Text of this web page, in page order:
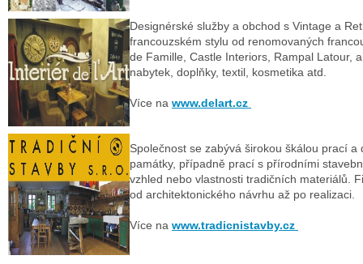
Designérské služby a obchod s Vintage a
francouzském stylu od renomovaných
de Famille, Castle Interiors, Rampal Latour,
nabytek, doplňky, textil, kosmetika atd.
Více na www.delart.cz
Společnost se zabývá širokou škálou prací
památky, případně prací s přírodními
vzhled nebo vlastnosti tradičních materiálů.
od architektonického návrhu až po realizaci.
Více na www.tradicnistavby.cz